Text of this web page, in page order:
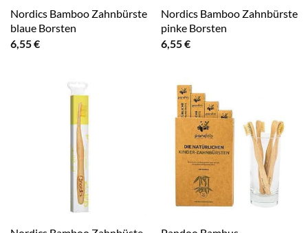
Nordics Bamboo Zahnbürste
blaue Borsten
6,55€
Nordics Bamboo Zahnbürste
pinke Borsten
6,55€